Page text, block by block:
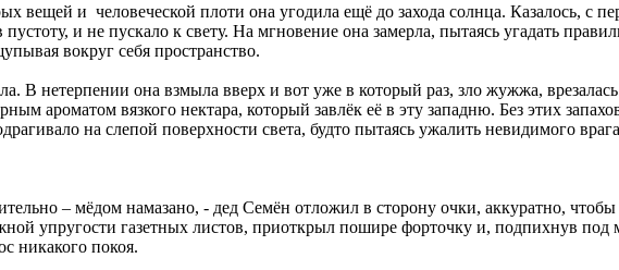
вещей и человеческой плоти она угодила ещё до захода солнца. Казалось, с
и не пускало к свету. На мгновение она замерла, пытаясь угадать
вокруг себя пространство.
В нетерпении она взмыла вверх и вот уже в который раз, зло жужжа,
ароматом вязкого нектара, который завлёк её в эту западню. Без этих
на слепой поверхности света, будто пытаясь ужалить невидимого
– мёдом намазано, - дед Семён отложил в сторону очки, аккуратно,
упругости газетных листов, приоткрыл пошире форточку и, подпихнув под
никакого покоя.